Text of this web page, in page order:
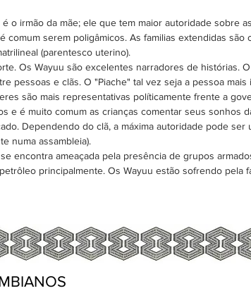
o irmão da mãe; ele que tem maior autoridade sobre
comum serem poligâmicos. As familias extendidas
(parentesco uterino).
Os Wayuu são excelentes narradores de histórias.
pessoas e clãs. O "Piache" tal vez seja a pessoa
são mais representativas políticamente frente a
e é muito comum as crianças comentar seus sonhos
Dependendo do clã, a máxima autoridade pode ser
numa assambleia).
encontra ameaçada pela presência de grupos
principalmente. Os Wayuu estão sofrendo pela